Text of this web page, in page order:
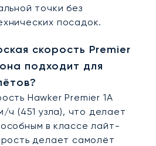
точки без
посадок.
скорость Premier
подходит для
Hawker Premier 1A
ч (451 узла), что делает
в классе лайт-
делает самолёт